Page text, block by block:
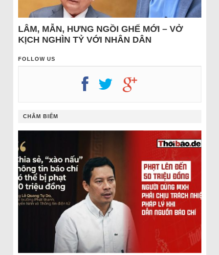
LÂM, MẪN, HƯNG NGỒI GHẾ MỚI – VỞ
KỊCH NGHÌN TỶ VỚI NHÂN DÂN
FOLLOW US
CHÂM BIẾM